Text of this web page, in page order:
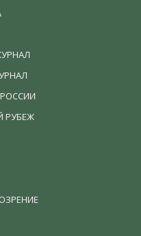
РУБЕЖ